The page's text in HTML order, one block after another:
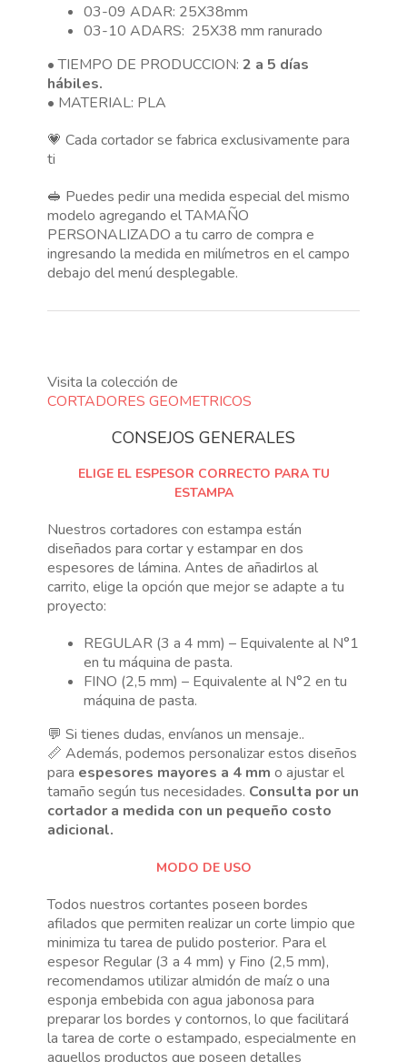
03-09 ADAR: 25X38mm
03-10 ADARS: 25X38 mm ranurado
• TIEMPO DE PRODUCCION:2 a 5 días
hábiles.
• MATERIAL: PLA
💗 Cada cortador se fabrica exclusivamente para
ti
🥪 Puedes pedir una medida especial del mismo
modelo agregando el TAMAÑO
PERSONALIZADO a tu carro de compra e
ingresando la medida en milímetros en el campo
debajo del menú desplegable.
Visita la colección de
CORTADORES GEOMETRICOS
CONSEJOS GENERALES
ELIGE EL ESPESOR CORRECTO PARA TU
ESTAMPA
Nuestros cortadores con estampa están
diseñados para cortar y estampar en dos
espesores de lámina. Antes de añadirlos al
carrito, elige la opción que mejor se adapte a tu
proyecto:
REGULAR (3 a 4 mm) – Equivalente al N°1
en tu máquina de pasta.
FINO (2,5 mm) – Equivalente al N°2 en tu
máquina de pasta.
💬 Si tienes dudas, envíanos un mensaje..
📏 Además, podemos personalizar estos diseños
para espesores mayores a 4 mm o ajustar el
tamaño según tus necesidades. Consulta por un
cortador a medida con un pequeño costo
adicional.
MODO DE USO
Todos nuestros cortantes poseen bordes
afilados que permiten realizar un corte limpio que
minimiza tu tarea de pulido posterior. Para el
espesor Regular (3 a 4 mm) y Fino (2,5 mm),
recomendamos utilizar almidón de maíz o una
esponja embebida con agua jabonosa para
preparar los bordes y contornos, lo que facilitará
la tarea de corte o estampado, especialmente en
aquellos productos que poseen detalles